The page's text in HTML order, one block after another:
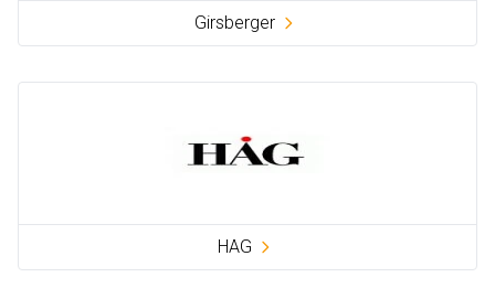
Girsberger
HAG